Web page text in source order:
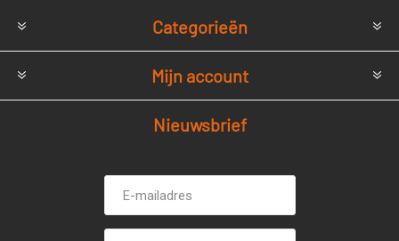
Categorieën
Mijn account
Nieuwsbrief
mailadres *